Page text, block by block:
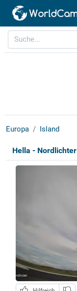
Europa Island
Hella - Nordlichter